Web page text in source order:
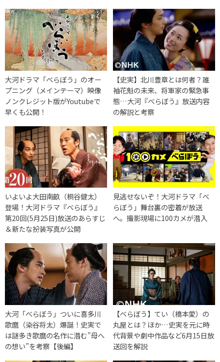
大河ドラマ「べらぼう」のオー
プニング（メインテーマ）映像
ノンクレジット版がYoutubeで
早くも公開！
【史実】北川豊章とは何者？誰
袖花魁の未来、将軍家の緊急事
態…大河『べらぼう』放送内容
の解説と考察
いよいよ大田南畝（桐谷健太）
登場！大河ドラマ『べらぼう』
第20回(5月25日)放送のあらすじ
＆新たな扮装写真が公開
見逃せないぞ！大河ドラマ「べ
らぼう」舞台裏の密着が放送
へ。撮影現場に100カメが潜入
大河「べらぼう」ついに喜多川
歌麿（染谷将太）爆誕！史実で
は謎多き歌麿の名作に潜む”母へ
の想い”を考察【後編】
【べらぼう】てい（橋本愛）の
丸屋とは？ほか…史実を元に時
代背景や劇中作品など6月15日放
送回を解説